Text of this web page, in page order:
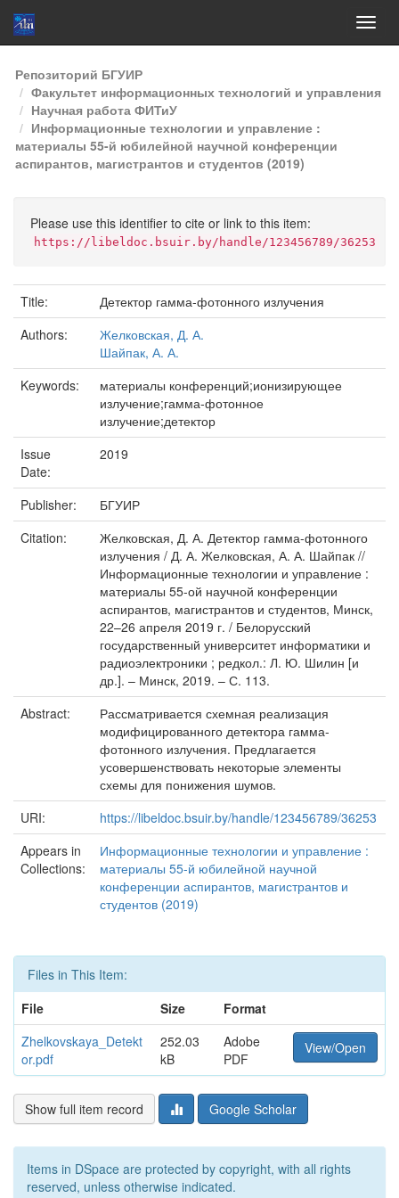
Skip
navigation
Репозиторий БГУИР
Факультет информационных технологий и управления
Научная работа ФИТиУ
Информационные технологии и управление :
материалы 55-й юбилейной научной конференции
аспирантов, магистрантов и студентов (2019)
Please use this identifier to cite or link to this item:
https://libeldoc.bsuir.by/handle/123456789/36253
Title:
Детектор гамма-фотонного излучения
Authors:
Желковская, Д. А.
Шайпак, А. А.
Keywords:
материалы конференций;ионизирующее
излучение;гамма-фотонное
излучение;детектор
Issue
Date:
2019
Publisher:
БГУИР
Citation:
Желковская, Д. А. Детектор гамма-фотонного
излучения / Д. А. Желковская, А. А. Шайпак //
Информационные технологии и управление :
материалы 55-ой научной конференции
аспирантов, магистрантов и студентов, Минск,
22–26 апреля 2019 г. / Белорусский
государственный университет информатики и
радиоэлектроники ; редкол.: Л. Ю. Шилин [и
др.]. – Минск, 2019. – С. 113.
Abstract:
Рассматривается схемная реализация
модифицированного детектора гамма-
фотонного излучения. Предлагается
усовершенствовать некоторые элементы
схемы для понижения шумов.
URI:
https://libeldoc.bsuir.by/handle/123456789/36253
Appears in
Collections:
Информационные технологии и управление :
материалы 55-й юбилейной научной
конференции аспирантов, магистрантов и
студентов (2019)
Files in This Item:
File
Size
Format
Zhelkovskaya_Detekt
or.pdf
252.03
kB
Adobe
PDF
View/Open
Show full item record Google Scholar
Items in DSpace are protected by copyright, with all rights
reserved, unless otherwise indicated.